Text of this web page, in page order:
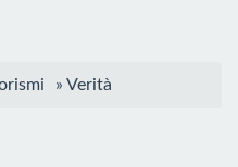
» Verità